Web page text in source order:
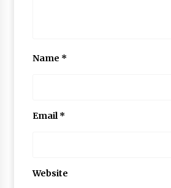
Name *
Email*
Website